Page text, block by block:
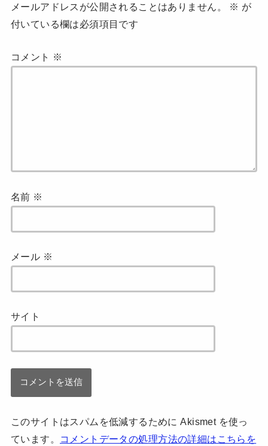
メールアドレスが公開されることはありません。 ※ が
付いている欄は必須項目です
コメント ※
名前 ※
メール ※
サイト
このサイトはスパムを低減するために Akismet を使っ
ています。
コメントデータの処理方法の詳細はこちらを